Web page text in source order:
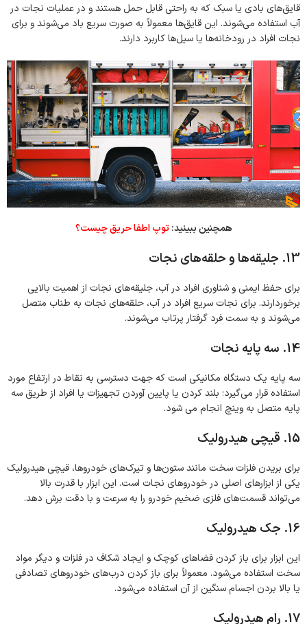
قایق‌های بادی یا سبک که به راحتی قابل حمل هستند و در عملیات نجات در
آب استفاده می‌شوند. این قایق‌ها معمولاً به صورت سریع باد می‌شوند و برای
نجات افراد در رودخانه‌ها یا سیل‌ها کاربرد دارند.
همچنین ببینید:توپ اطفا حریق چیست؟
13. جلیقه‌ها و حلقه‌های نجات
برای حفظ ایمنی و شناوری افراد در آب، جلیقه‌های نجات از اهمیت بالایی
برخوردارند. برای نجات سریع افراد در آب، حلقه‌های نجات به طناب متصل
می‌شوند و به سمت فرد گرفتار پرتاب می‌شوند.
14. سه پایه نجات
سه پایه یک دستگاه مکانیکی است که جهت دسترسی به نقاط در ارتفاع مورد
استفاده قرار می‌گیرد؛ بلند کردن یا پایین آوردن تجهیزات یا افراد از طریق سه
پایه متصل به وینچ انجام می شود.
15. قیچی هیدرولیک
برای بریدن فلزات سخت مانند ستون‌ها و تیرک‌های خودروها، قیچی هیدرولیک
یکی از ابزارهای اصلی در خودروهای نجات است. این ابزار با قدرت بالا
می‌تواند قسمت‌های فلزی ضخیم خودرو را به سرعت و با دقت برش دهد.
16. جک هیدرولیک
این ابزار برای باز کردن فضاهای کوچک و ایجاد شکاف در فلزات و دیگر مواد
سخت استفاده می‌شود. معمولاً برای باز کردن درب‌های خودروهای تصادفی
یا بالا بردن اجسام سنگین از آن استفاده می‌شود.
17. رام هیدرولیک